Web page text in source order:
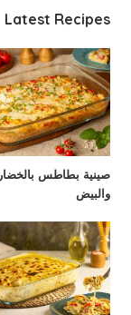
Latest Recipes
صينية بطاطس بالخضار
والبيض